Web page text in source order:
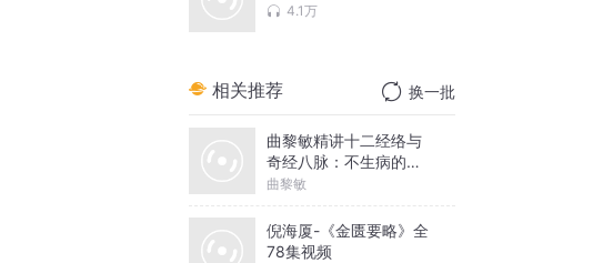
4.1万
相关推荐 换一批
曲黎敏精讲十二经络与
奇经八脉：不生病的智
慧 | 揭秘经络养生之
曲黎敏
倪海厦-《金匮要略》全
78集视频